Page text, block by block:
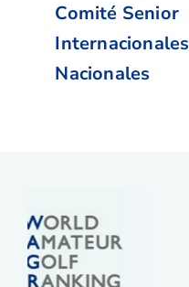
Comité Senior
Internacionales
Nacionales